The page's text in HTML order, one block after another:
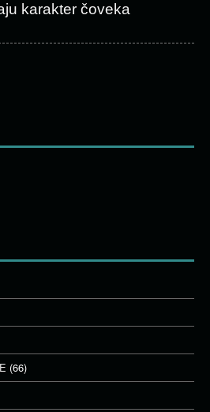
karakter čoveka
(66)